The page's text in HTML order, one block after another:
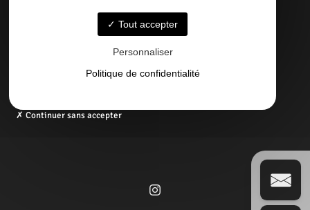
05 58 09 57 45
Email
contact@regardexterbisca.fr
Tout accepter
Personnaliser
Politique de confidentialité
Continuer sans accepter